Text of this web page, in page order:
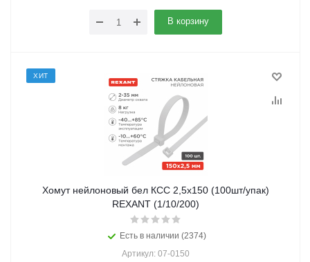
В корзину
ХИТ
Хомут нейлоновый бел КСС 2,5х150 (100шт/упак)
REXANT (1/10/200)
Есть в наличии (2374)
Артикул: 07-0150